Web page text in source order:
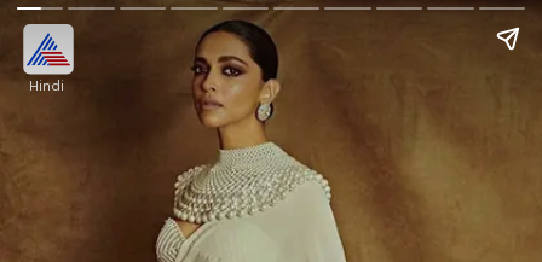
Hindi